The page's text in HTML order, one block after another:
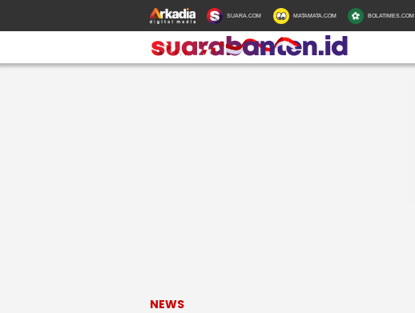
SUARA.COM MATAMATA.COM BOLATIMES.COM
NEWS